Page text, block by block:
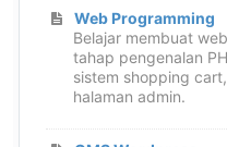
Web Programming
Belajar membuat
tahap pengenalan
sistem shopping
halaman admin.